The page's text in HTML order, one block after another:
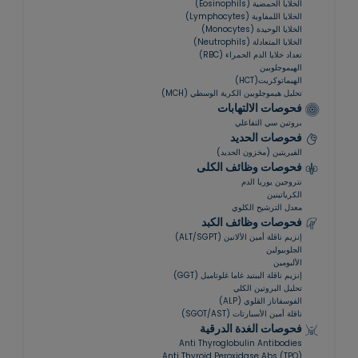
الخبر
أبها
موقع البحر الأحمر
الخلايا الحمضية (Eosinophils)
الخلايا اللمفاوية (Lymphocytes)
الخلايا الوحيدة (Monocytes)
الخلايا المتعادلة (Neutrophils)
تعداد خلايا الدم الحمراء (RBC)
الهيموجلوبين
الهيماتوكريت(HCT)
تحليل هيموجلوبين الكرية الوسطي (MCH)
فحوصات الالتهابات
بروتين سي التفاعلي
فحوصات الحديد
الفيريتين (مخزون الحديد)
فحوصات وظائف الكلى
نتروجين يوريا الدم
الكرياتينين
معدل الترشيح الكلوي
فحوصات وظائف الكبد
إنزيم ناقلة أمين الألانين (ALT/SGPT)
الجلوبيولين
الألبومين
إنزيم ناقلة الببتيد غاما غلوتاميل (GGT)
تحليل البروتين الكلي
الفوسفاتاز القلوي (ALP)
ناقلة أمين الأسبارتات (SGOT/AST)
فحوصات الغدة الدرقية
Anti Thyroglobulin Antibodies